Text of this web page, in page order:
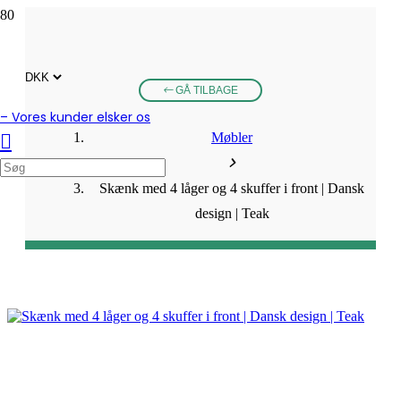
– Vores kunder elsker os
GÅ TILBAGE
Møbler
Skænk med 4 låger og 4 skuffer i front | Dansk
design | Teak